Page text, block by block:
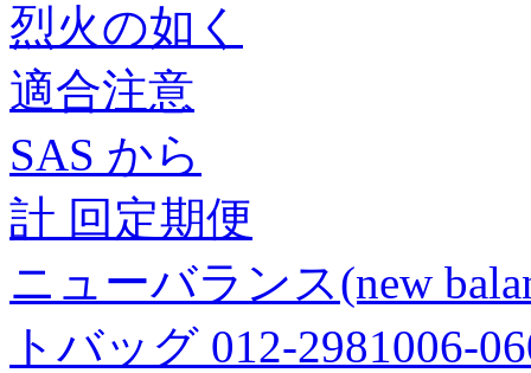
烈火の如く
適合注意
SAS から
計 回定期便
ニューバランス(new
トバッグ 012-2981006-